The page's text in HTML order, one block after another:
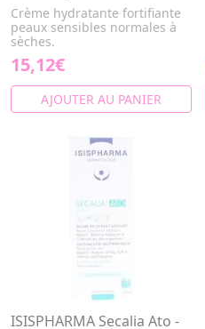
Crème hydratante fortifiante
peaux sensibles normales à
sèches.
15,12€
AJOUTER AU PANIER
ISISPHARMA Secalia Ato -